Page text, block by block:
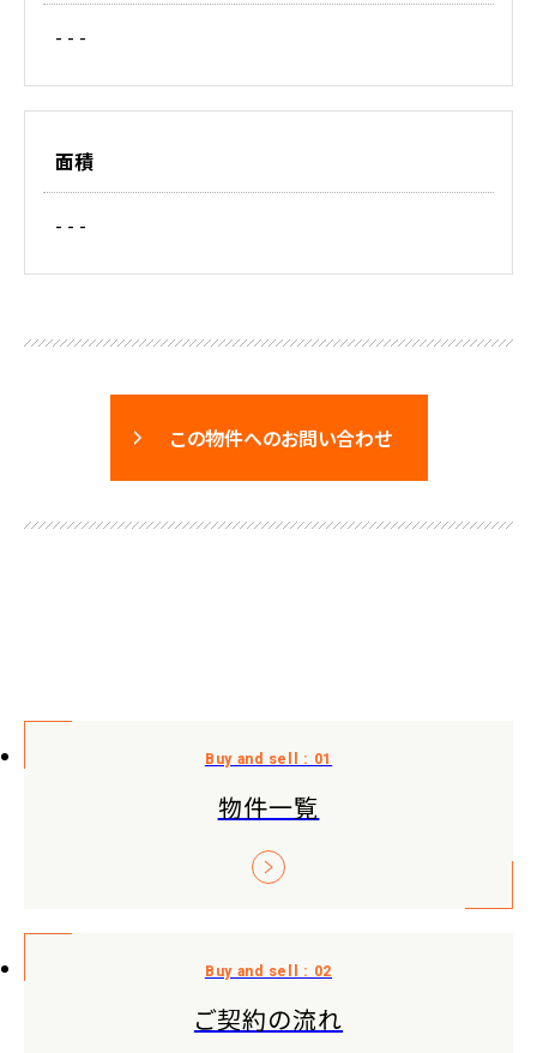
- - -
面積
- - -
この物件へのお問い合わせ
物件一覧
ご契約の流れ